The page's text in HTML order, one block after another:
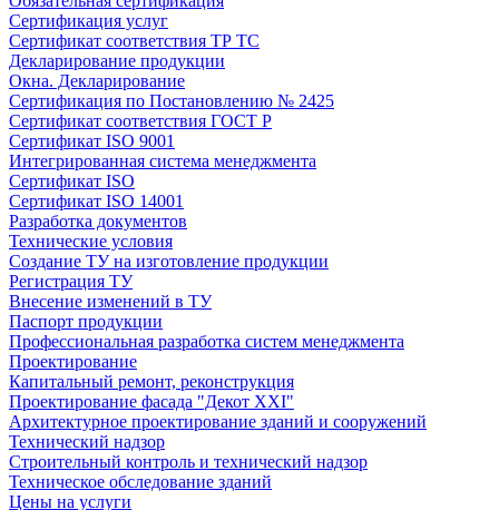
Сертификация услуг
Сертификат соответствия ТР ТС
Декларирование продукции
Окна. Декларирование
Сертификация по Постановлению № 2425
Сертификат соответствия ГОСТ Р
Сертификат ISO 9001
Интегрированная система менеджмента
Сертификат ISO
Сертификат ISO 14001
Разработка документов
Технические условия
Создание ТУ на изготовление продукции
Регистрация ТУ
Внесение изменений в ТУ
Паспорт продукции
Профессиональная разработка систем менеджмента
Проектирование
Капитальный ремонт, реконструкция
Проектирование фасада "Декот XXI"
Архитектурное проектирование зданий и сооружений
Технический надзор
Строительный контроль и технический надзор
Техническое обследование зданий
Цены на услуги